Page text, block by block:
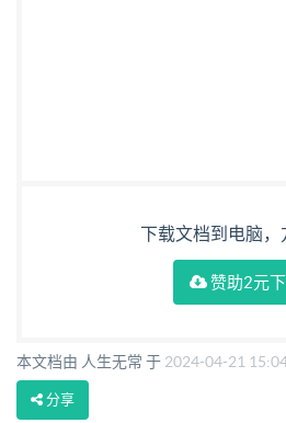
下载文档到电脑，
赞助2元
本文档由 人生无常 于 2024-04-21
分享